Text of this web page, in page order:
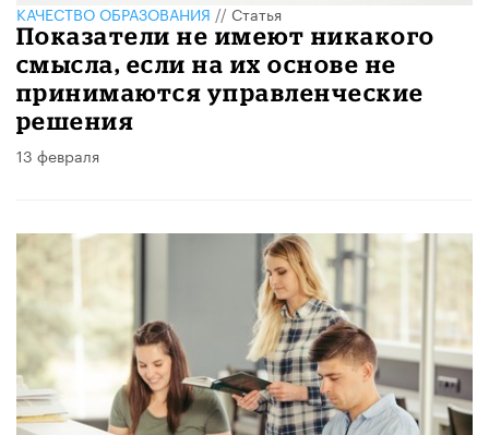
КАЧЕСТВО ОБРАЗОВАНИЯ // Статья
Показатели не имеют никакого
смысла, если на их основе не
принимаются управленческие
решения
13 февраля